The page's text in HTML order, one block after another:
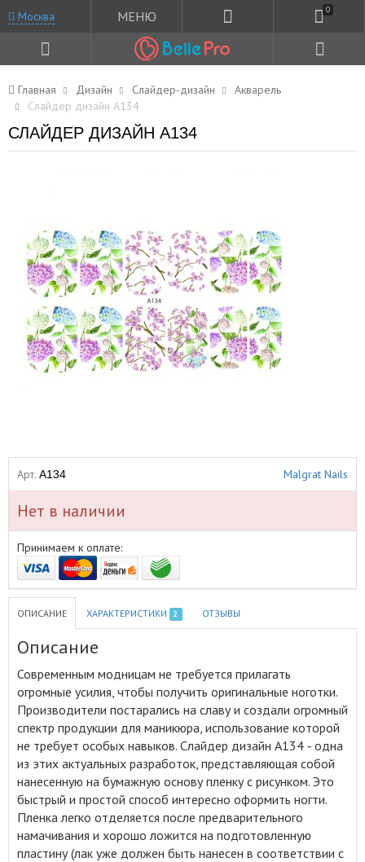
Москва МЕНЮ 0
Главная Дизайн Слайдер-дизайн
Акварель
Слайдер дизайн A134
СЛАЙДЕР ДИЗАЙН A134
Арт. A134 Malgrat Nails
Нет в наличии
Принимаем к оплате:
ОПИСАНИЕ ХАРАКТЕРИСТИКИ 2 ОТЗЫВЫ
Описание
Современным модницам не требуется прилагать
огромные усилия, чтобы получить оригинальные ноготки.
Производители постарались на славу и создали огромный
спектр продукции для маникюра, использование которой
не требует особых навыков. Слайдер дизайн A134 ‑ одна
из этих актуальных разработок, представляющая собой
нанесенную на бумажную основу пленку с рисунком. Это
быстрый и простой способ интересно оформить ногти.
Пленка легко отделяется после предварительного
намачивания и хорошо ложится на подготовленную
пластину (лак уже должен быть нанесен в соответствии с